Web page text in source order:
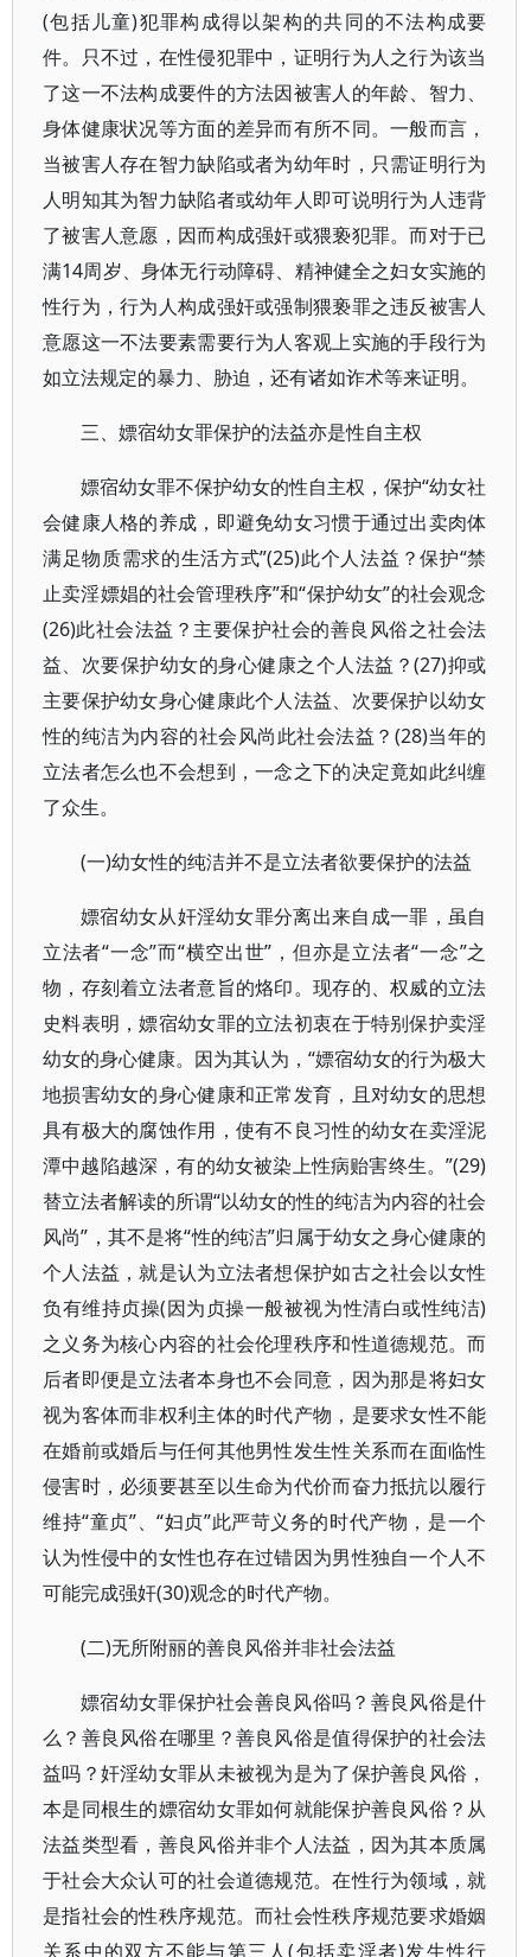
(包括儿童)犯罪构成得以架构的共同的不法构成要
件。只不过，在性侵犯罪中，证明行为人之行为该当
了这一不法构成要件的方法因被害人的年龄、智力、
身体健康状况等方面的差异而有所不同。一般而言，
当被害人存在智力缺陷或者为幼年时，只需证明行为
人明知其为智力缺陷者或幼年人即可说明行为人违背
了被害人意愿，因而构成强奸或猥亵犯罪。而对于已
满14周岁、身体无行动障碍、精神健全之妇女实施的
性行为，行为人构成强奸或强制猥亵罪之违反被害人
意愿这一不法要素需要行为人客观上实施的手段行为
如立法规定的暴力、胁迫，还有诸如诈术等来证明。
三、嫖宿幼女罪保护的法益亦是性自主权
嫖宿幼女罪不保护幼女的性自主权，保护“幼女社
会健康人格的养成，即避免幼女习惯于通过出卖肉体
满足物质需求的生活方式”(25)此个人法益？保护“禁
止卖淫嫖娼的社会管理秩序”和“保护幼女”的社会观念
(26)此社会法益？主要保护社会的善良风俗之社会法
益、次要保护幼女的身心健康之个人法益？(27)抑或
主要保护幼女身心健康此个人法益、次要保护以幼女
性的纯洁为内容的社会风尚此社会法益？(28)当年的
立法者怎么也不会想到，一念之下的决定竟如此纠缠
了众生。
(一)幼女性的纯洁并不是立法者欲要保护的法益
嫖宿幼女从奸淫幼女罪分离出来自成一罪，虽自
立法者“一念”而“横空出世”，但亦是立法者“一念”之
物，存刻着立法者意旨的烙印。现存的、权威的立法
史料表明，嫖宿幼女罪的立法初衷在于特别保护卖淫
幼女的身心健康。因为其认为，“嫖宿幼女的行为极大
地损害幼女的身心健康和正常发育，且对幼女的思想
具有极大的腐蚀作用，使有不良习性的幼女在卖淫泥
潭中越陷越深，有的幼女被染上性病贻害终生。”(29)
替立法者解读的所谓“以幼女的性的纯洁为内容的社会
风尚”，其不是将“性的纯洁”归属于幼女之身心健康的
个人法益，就是认为立法者想保护如古之社会以女性
负有维持贞操(因为贞操一般被视为性清白或性纯洁)
之义务为核心内容的社会伦理秩序和性道德规范。而
后者即便是立法者本身也不会同意，因为那是将妇女
视为客体而非权利主体的时代产物，是要求女性不能
在婚前或婚后与任何其他男性发生性关系而在面临性
侵害时，必须要甚至以生命为代价而奋力抵抗以履行
维持“童贞”、“妇贞”此严苛义务的时代产物，是一个
认为性侵中的女性也存在过错因为男性独自一个人不
可能完成强奸(30)观念的时代产物。
(二)无所附丽的善良风俗并非社会法益
嫖宿幼女罪保护社会善良风俗吗？善良风俗是什
么？善良风俗在哪里？善良风俗是值得保护的社会法
益吗？奸淫幼女罪从未被视为是为了保护善良风俗，
本是同根生的嫖宿幼女罪如何就能保护善良风俗？从
法益类型看，善良风俗并非个人法益，因为其本质属
于社会大众认可的社会道德规范。在性行为领域，就
是指社会的性秩序规范。而社会性秩序规范要求婚姻
关系中的双方不能与第三人(包括卖淫者)发生性行